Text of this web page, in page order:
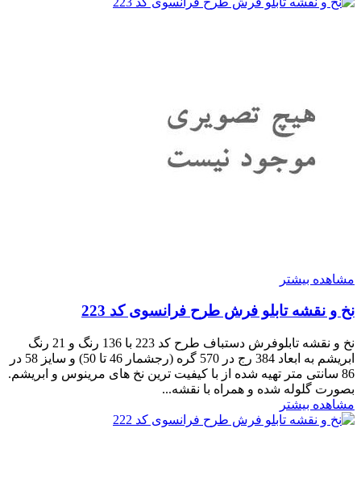
مشاهده بیشتر
نخ و نقشه تابلو فرش طرح فرانسوی کد 223
نخ و نقشه تابلوفرش دستباف طرح کد 223 با 136 رنگ و 21 رنگ
ابریشم به ابعاد 384 رج در 570 گره (رجشمار 46 تا 50) و سایز 58 در
86 سانتی متر تهیه شده از با کیفیت ترین نخ های مرینوس و ابریشم.
بصورت گلوله شده و همراه با نقشه...
مشاهده بیشتر